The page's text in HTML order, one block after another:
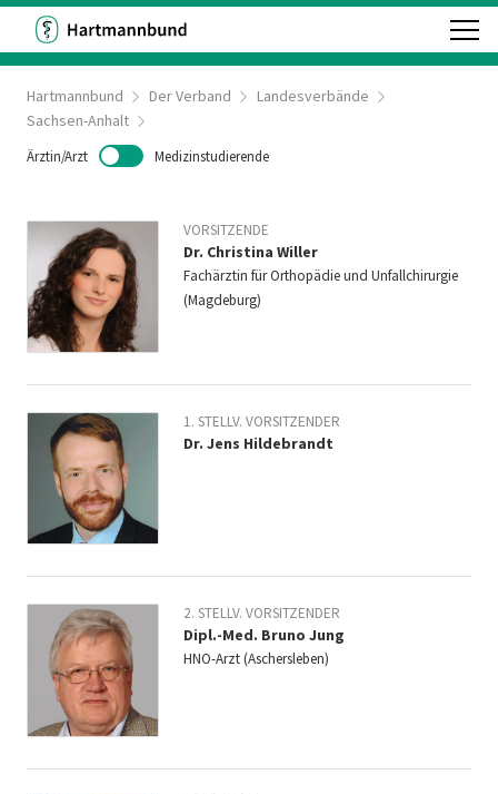
Hartmannbund Der Verband
Landesverbände
Sachsen-Anhalt
Ärztin/Arzt Medizinstudierende
VORSITZENDE
Dr. Christina Willer
Fachärztin für Orthopädie und Unfallchirurgie
(Magdeburg)
1. STELLV. VORSITZENDER
Dr. Jens Hildebrandt
2. STELLV. VORSITZENDER
Dipl.-Med. Bruno Jung
HNO-Arzt (Aschersleben)